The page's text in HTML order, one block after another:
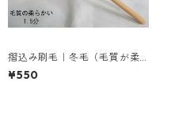
摺込み刷毛｜冬毛（毛質が柔
らかい）1.5分
¥550